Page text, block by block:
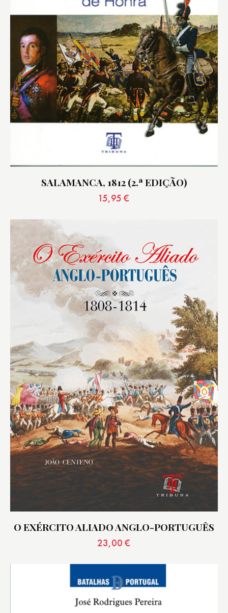
SALAMANCA, 1812 (2.ª EDIÇÃO)
15,95 €
O EXÉRCITO ALIADO ANGLO-PORTUGUÊS
23,00 €